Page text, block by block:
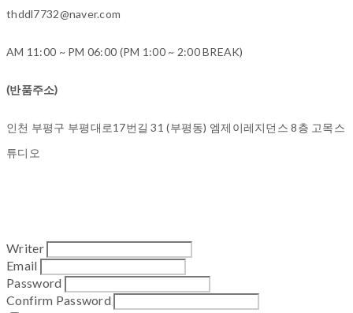
thddl7732@naver.com
AM 11:00 ~ PM 06:00 (PM 1:00 ~ 2:00 BREAK)
(반품주소)
인천 부평구 부평대로17번길 31 (부평동) 엠제이레지던스 8층 고목스
튜디오
Writer
Email
Password
Confirm Password